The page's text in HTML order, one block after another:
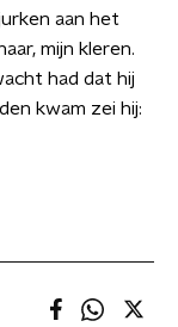
aan het
mijn kleren.
had dat hij
kwam zei hij: